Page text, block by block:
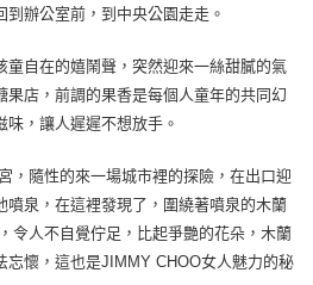
辦公室前，到中央公園走走。
童自在的嬉鬧聲，突然迎來一絲甜膩的氣
店，前調的果香是每個人童年的共同幻
，讓人遲遲不想放手。
，隨性的來一場城市裡的探險，在出口迎
噴泉，在這裡發現了，圍繞著噴泉的木蘭
令人不自覺佇足，比起爭艷的花朵，木蘭
忘懷，這也是JIMMY CHOO女人魅力的秘